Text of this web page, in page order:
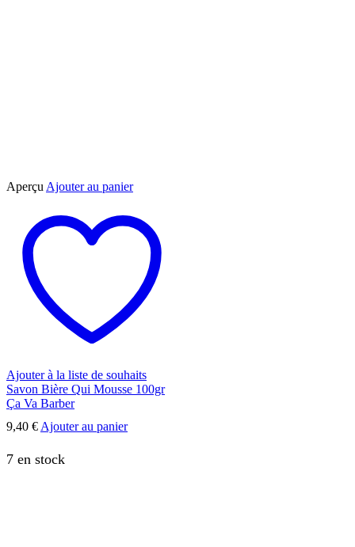
Aperçu Ajouter au panier
Ajouter à la liste de souhaits
Savon Bière Qui Mousse 100gr
Ça Va Barber
9,40 € Ajouter au panier
7 en stock